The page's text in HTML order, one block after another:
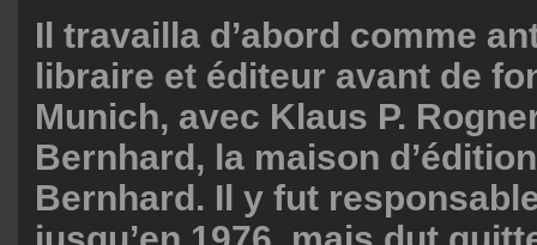
Il travailla d’abord comme
libraire et éditeur avant de
Munich, avec Klaus P.
Bernhard, la maison
Bernhard. Il y fut